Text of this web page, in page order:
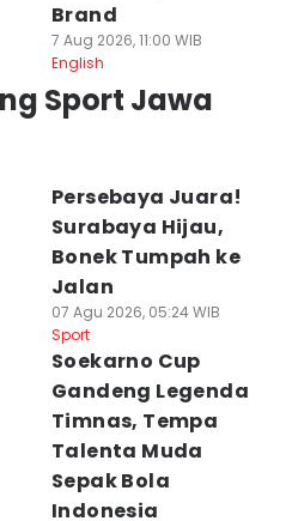
Brand
7 Aug 2026, 11:00 WIB
English
Sport Jawa
Persebaya Juara!
Surabaya Hijau,
Bonek Tumpah ke
Jalan
07 Agu 2026, 05:24 WIB
Sport
Soekarno Cup
Gandeng Legenda
Timnas, Tempa
Talenta Muda
Sepak Bola
Indonesia